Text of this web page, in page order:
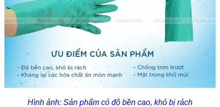
Hình ảnh: Sản phẩm có độ bền cao, khó bị rách